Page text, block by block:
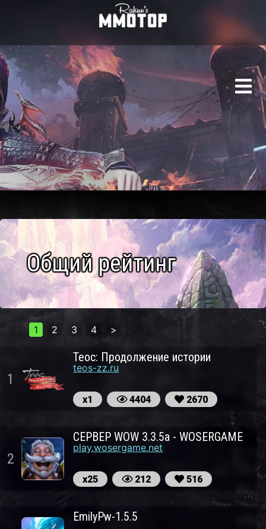
Рейтинг игровых
Общий рейтинг
< 1 2 3 4 >
1
Теос: Продолжение истории
teos-zz.ru
х1 4404 2670
2
СЕРВЕР WOW 3.3.5a - WOSERGAME
play.wosergame.net
х25 212 516
EmilyPw-1.5.5